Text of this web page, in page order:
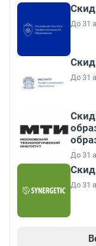
До 31
До 31
До 31
До 31